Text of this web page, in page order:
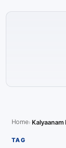
Home Kalyaanam
TAG